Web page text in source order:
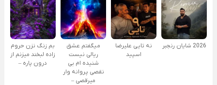
2026 شایان رنجبر
نه تایی علیرضا
اسپید
میگفتم عشق
ریالی نیست
شنیده ام بی
نقصی پروانه وار
میرقصی –
بم زنگ نزن حروم
زاده لبخند میزنم از
درون پاره –